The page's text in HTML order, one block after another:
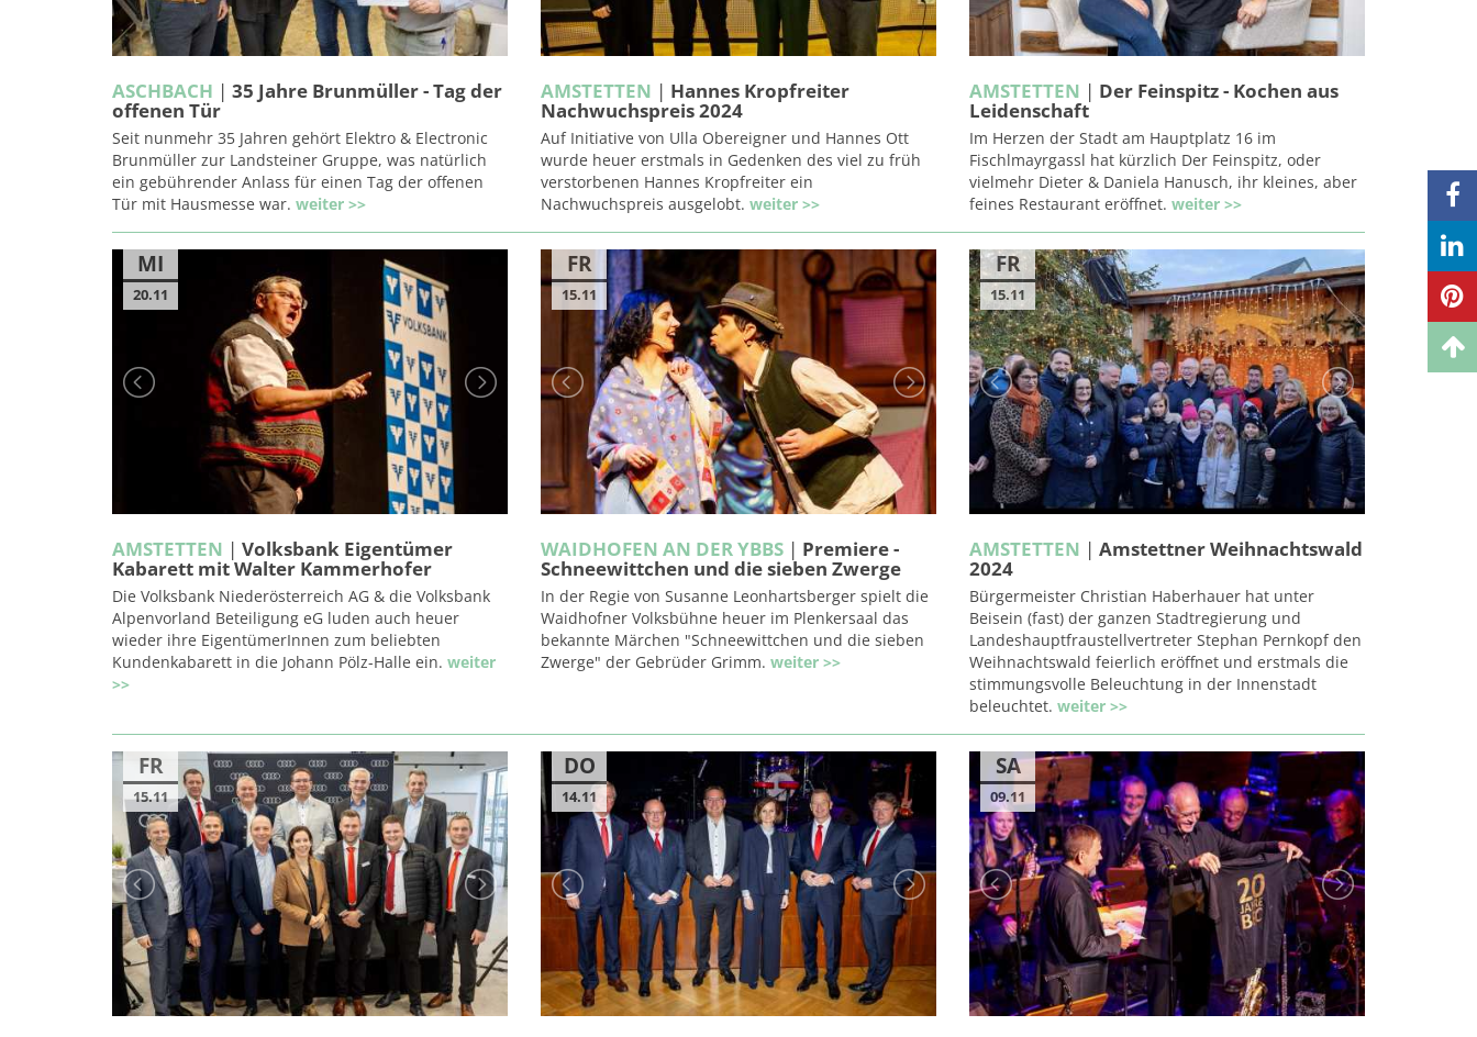
ASCHBACH | 35 Jahre Brunmüller - Tag der
offenen Tür
Seit nunmehr 35 Jahren gehört Elektro & Electronic
Brunmüller zur Landsteiner Gruppe, was natürlich
ein gebührender Anlass für einen Tag der offenen
Tür mit Hausmesse war. weiter >>
AMSTETTEN | Hannes Kropfreiter
Nachwuchspreis 2024
Auf Initiative von Ulla Obereigner und Hannes Ott
wurde heuer erstmals in Gedenken des viel zu früh
verstorbenen Hannes Kropfreiter ein
Nachwuchspreis ausgelobt. weiter >>
AMSTETTEN | Der Feinspitz - Kochen aus
Leidenschaft
Im Herzen der Stadt am Hauptplatz 16 im
Fischlmayrgassl hat kürzlich Der Feinspitz, oder
vielmehr Dieter & Daniela Hanusch, ihr kleines, aber
feines Restaurant eröffnet. weiter >>
MI
20.11
AMSTETTEN | Volksbank Eigentümer
Kabarett mit Walter Kammerhofer
Die Volksbank Niederösterreich AG & die Volksbank
Alpenvorland Beteiligung eG luden auch heuer
wieder ihre EigentümerInnen zum beliebten
Kundenkabarett in die Johann Pölz-Halle ein. weiter
>>
FR
15.11
WAIDHOFEN AN DER YBBS | Premiere -
Schneewittchen und die sieben Zwerge
In der Regie von Susanne Leonhartsberger spielt die
Waidhofner Volksbühne heuer im Plenkersaal das
bekannte Märchen "Schneewittchen und die sieben
Zwerge" der Gebrüder Grimm. weiter >>
FR
15.11
AMSTETTEN | Amstettner Weihnachtswald
2024
Bürgermeister Christian Haberhauer hat unter
Beisein (fast) der ganzen Stadtregierung und
Landeshauptfraustellvertreter Stephan Pernkopf den
Weihnachtswald feierlich eröffnet und erstmals die
stimmungsvolle Beleuchtung in der Innenstadt
beleuchtet. weiter >>
FR
15.11
DO
14.11
SA
09.11